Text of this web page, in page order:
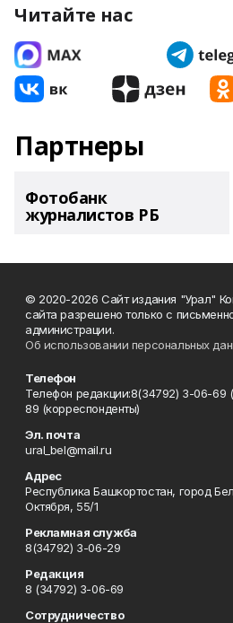
Читайте нас
Партнеры
Фотобанк
журналистов РБ
© 2020-2026 Сайт издания "Урал"
сайта разрешено только с
администрации.
Об использовании персональных
Телефон
Телефон редакции:8(34792) 3-06-69
89 (корреспонденты)
Эл. почта
ural_bel@mail.ru
Адрес
Республика Башкортостан, город
Октября, 55/1
Рекламная служба
8(34792) 3-06-29
Редакция
8 (34792) 3-06-69
Сотрудничество